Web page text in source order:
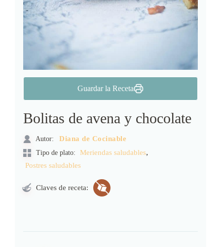
Guardar la Receta
Bolitas de avena y chocolate
Autor:
Diana de Cocinable
Tipo de plato:
Meriendas saludables,
Postres saludables
Claves de receta: